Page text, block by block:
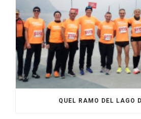
QUEL RAMO DEL LAGO